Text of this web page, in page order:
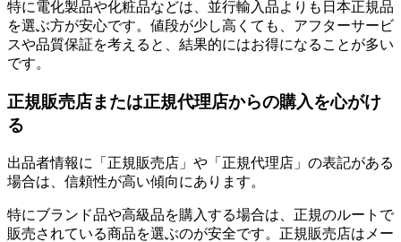
特に電化製品や化粧品などは、並行輸入品よりも日本正規品
を選ぶ方が安心です。値段が少し高くても、アフターサービ
スや品質保証を考えると、結果的にはお得になることが多い
です。
正規販売店または正規代理店からの購入を心がけ
る
出品者情報に「正規販売店」や「正規代理店」の表記がある
場合は、信頼性が高い傾向にあります。
特にブランド品や高級品を購入する場合は、正規のルートで
販売されている商品を選ぶのが安全です。正規販売店はメー